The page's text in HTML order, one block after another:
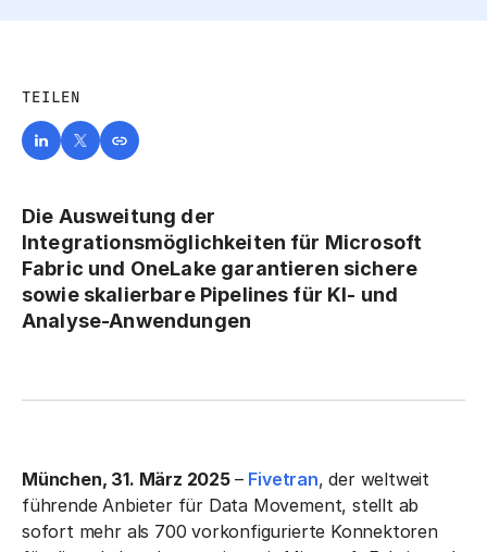
TEILEN
Die Ausweitung der
Integrationsmöglichkeiten für Microsoft
Fabric und OneLake garantieren sichere
sowie skalierbare Pipelines für KI- und
Analyse-Anwendungen
München, 31. März 2025 – Fivetran, der weltweit
führende Anbieter für Data Movement, stellt ab
sofort mehr als 700 vorkonfigurierte Konnektoren